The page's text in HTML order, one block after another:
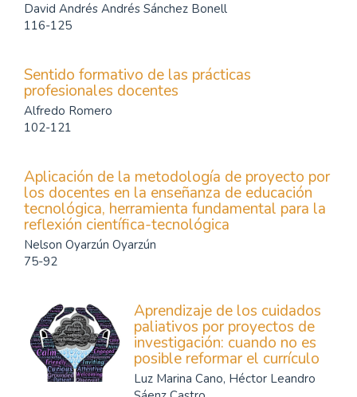
David Andrés Andrés Sánchez Bonell
116-125
Sentido formativo de las prácticas
profesionales docentes
Alfredo Romero
102-121
Aplicación de la metodología de proyecto por
los docentes en la enseñanza de educación
tecnológica, herramienta fundamental para la
reflexión científica-tecnológica
Nelson Oyarzún Oyarzún
75-92
Aprendizaje de los cuidados
paliativos por proyectos de
investigación: cuando no es
posible reformar el currículo
Luz Marina Cano, Héctor Leandro